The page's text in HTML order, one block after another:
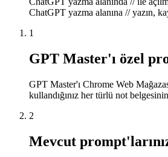
ChatGPT yazma alanına // yazın,
1
GPT Master'ı özel
GPT Master'ı Chrome Web
kullandığınız her türlü not
2
Mevcut